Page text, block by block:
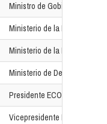
Ministro de Gobierno Justicio
Ministerio de la Producción
Ministerio de la Producción
Ministerio de Desarrollo
Presidente ECOM Chaco SA
Vicepresidente ECOM